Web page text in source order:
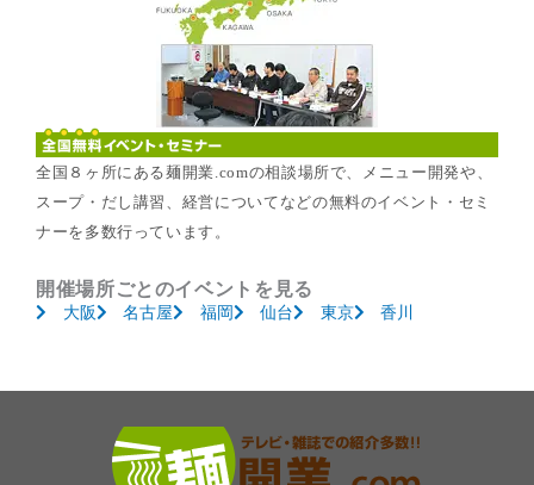
全国８ヶ所にある麺開業.comの相談場所で、メニュー開発や、
スープ・だし講習、経営についてなどの無料のイベント・セミ
ナーを多数行っています。
開催場所ごとのイベントを見る
大阪 名古屋 福岡 仙台 東京 香川